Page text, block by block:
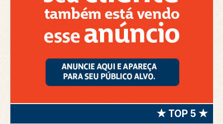
★ TOP 5 ★